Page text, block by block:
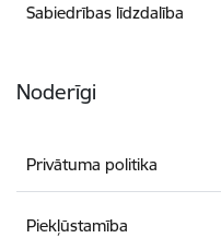
Sabiedrības līdzdalība
Noderīgi
Privātuma politika
Piekļūstamība